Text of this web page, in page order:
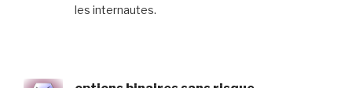
les internautes.